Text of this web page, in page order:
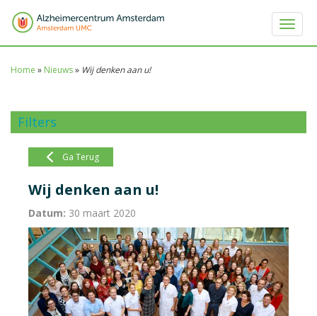
Toggle
Home » Nieuws» Wij denken aan u!
Filters
Ga Terug
Wij denken aan u!
Datum: 30 maart 2020